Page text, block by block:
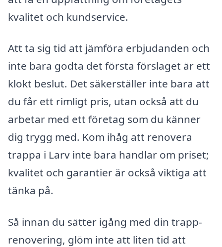
kvalitet och kundservice.
Att ta sig tid att jämföra erbjudanden och
inte bara godta det första förslaget är ett
klokt beslut. Det säkerställer inte bara att
du får ett rimligt pris, utan också att du
arbetar med ett företag som du känner
dig trygg med. Kom ihåg att renovera
trappa i Larv inte bara handlar om priset;
kvalitet och garantier är också viktiga att
tänka på.
Så innan du sätter igång med din trapp-
renovering, glöm inte att liten tid att